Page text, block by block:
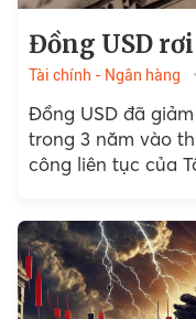
Đồng USD
Tài chính - Ngân hàng
Đồng USD đã
trong 3 năm vào
công liên tục của